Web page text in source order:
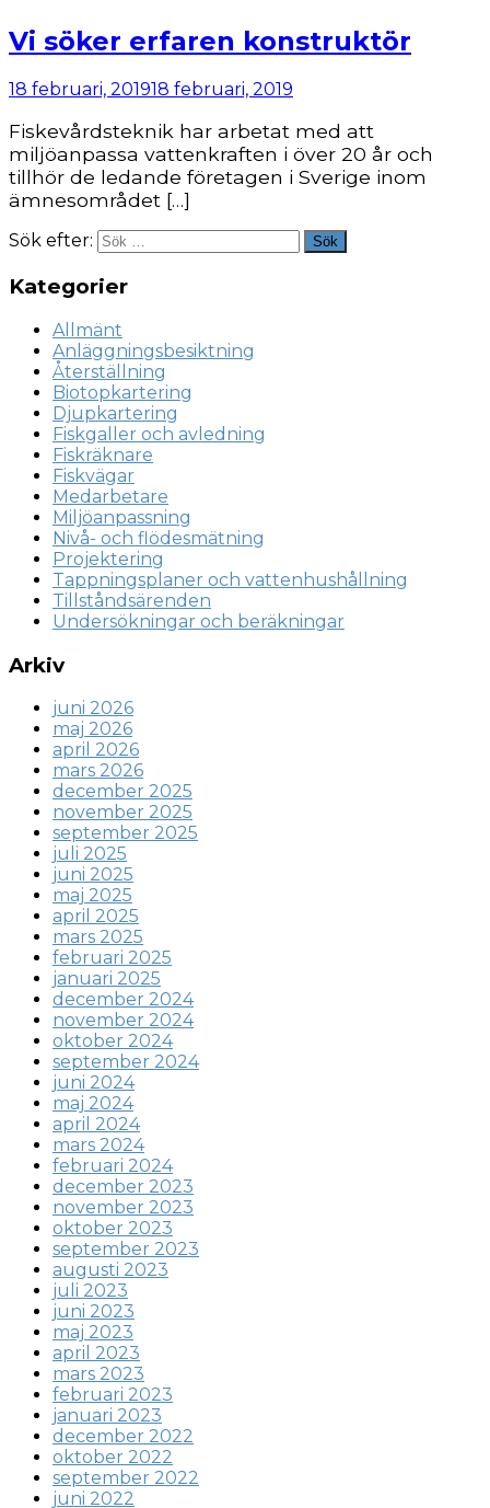
Vi söker erfaren konstruktör
18 februari, 201918 februari, 2019
Fiskevårdsteknik har arbetat med att
miljöanpassa vattenkraften i över 20 år och
tillhör de ledande företagen i Sverige inom
ämnesområdet […]
Sök efter: Sök
Kategorier
Allmänt
Anläggningsbesiktning
Återställning
Biotopkartering
Djupkartering
Fiskgaller och avledning
Fiskräknare
Fiskvägar
Medarbetare
Miljöanpassning
Nivå- och flödesmätning
Projektering
Tappningsplaner och vattenhushållning
Tillståndsärenden
Undersökningar och beräkningar
Arkiv
juni 2026
maj 2026
april 2026
mars 2026
december 2025
november 2025
september 2025
juli 2025
juni 2025
maj 2025
april 2025
mars 2025
februari 2025
januari 2025
december 2024
november 2024
oktober 2024
september 2024
juni 2024
maj 2024
april 2024
mars 2024
februari 2024
december 2023
november 2023
oktober 2023
september 2023
augusti 2023
juli 2023
juni 2023
maj 2023
april 2023
mars 2023
februari 2023
januari 2023
december 2022
oktober 2022
september 2022
juni 2022